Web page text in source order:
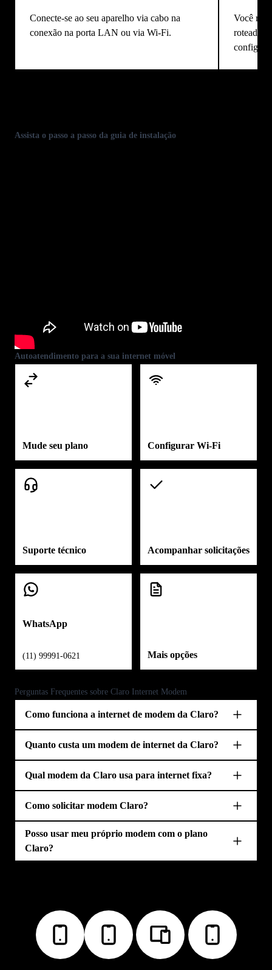
Conecte-se ao seu aparelho via cabo na
conexão na porta LAN ou via Wi-Fi.
Você
roteador.
Assista o passo a passo da guia de instalação
Autoatendimento para a sua internet móvel
Mude seu plano Configurar Wi-Fi
Suporte técnico Acompanhar solicitações
WhatsApp
(11) 99991-0621 Mais opções
Perguntas Frequentes sobre Claro Internet Modem
Como funciona a internet de modem da Claro?
Quanto custa um modem de internet da Claro?
Qual modem da Claro usa para internet fixa?
Como solicitar modem Claro?
Posso usar meu próprio modem com o plano
Claro?